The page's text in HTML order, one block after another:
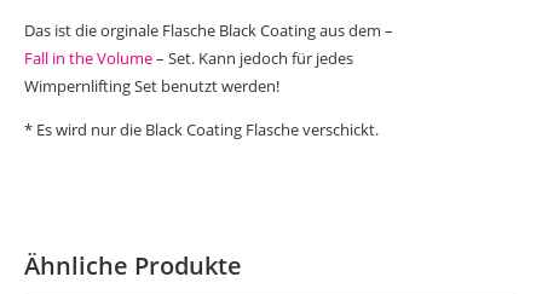
Das ist die orginale Flasche Black Coating aus dem –
Fall in the Volume– Set. Kann jedoch für jedes
Wimpernlifting Set benutzt werden!
* Es wird nur die Black Coating Flasche verschickt.
Ähnliche Produkte